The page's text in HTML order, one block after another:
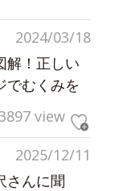
2024/03/18
解！正しい
でむくみを
view
2025/12/11
さんに聞